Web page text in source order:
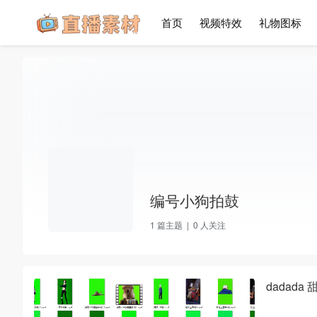
首页 视频特效 礼物图标
编号小狗拍鼓
1 篇主题 | 0 人关注
dadada